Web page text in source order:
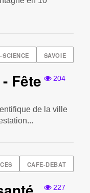
SAVOIE
204
Fête
de la ville
CAFE-DEBAT
227